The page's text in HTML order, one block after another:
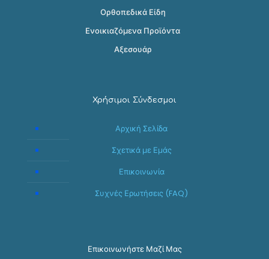
Ορθοπεδικά Είδη
Ενοικιαζόμενα Προϊόντα
Αξεσουάρ
Χρήσιμοι Σύνδεσμοι
Αρχική Σελίδα
Σχετικά με Εμάς
Επικοινωνία
Συχνές Ερωτήσεις (FAQ)
Επικοινωνήστε Μαζί Μας